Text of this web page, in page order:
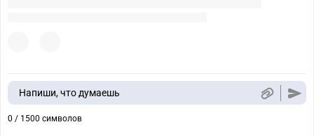
Напиши, что думаешь
0 / 1500 символов